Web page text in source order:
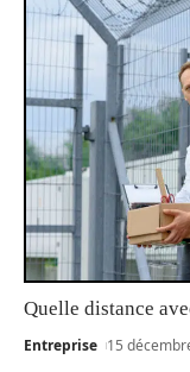
Quelle distance
Entreprise 15